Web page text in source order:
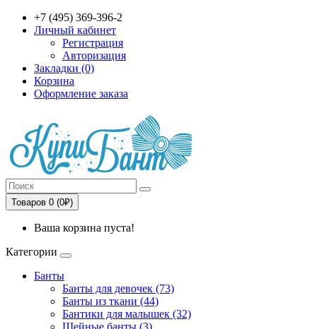
+7 (495) 369-396-2
Личный кабинет
Регистрация
Авторизация
Закладки (0)
Корзина
Оформление заказа
Товаров 0 (0₽)
Ваша корзина пуста!
Категории
Банты
Банты для девочек (73)
Банты из ткани (44)
Бантики для малышек (32)
Шейные банты (3)